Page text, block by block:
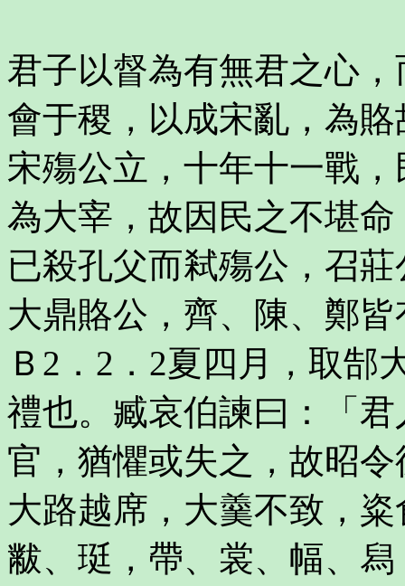
君子以督為有無君之心
會于稷，以成宋亂，為
宋殤公立，十年十一戰
為大宰，故因民之不堪
已殺孔父而弒殤公，召
大鼎賂公，齊、陳、鄭
Ｂ2．2．2夏四月，取郜
禮也。臧哀伯諫曰：「
官，猶懼或失之，故昭
大路越席，大羹不致，
黻、珽，帶、裳、幅、